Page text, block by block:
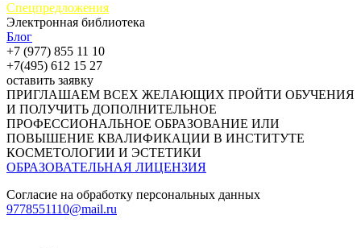
Спецпредложения
Электронная библиотека
Блог
+7 (977) 855 11 10
+7(495) 612 15 27
оставить заявку
ПРИГЛАШАЕМ ВСЕХ ЖЕЛАЮЩИХ ПРОЙТИ ОБУЧЕНИЯ
И ПОЛУЧИТЬ ДОПОЛНИТЕЛЬНОЕ
ПРОФЕССИОНАЛЬНОЕ ОБРАЗОВАНИЕ ИЛИ
ПОВЫШЕНИЕ КВАЛИФИКАЦИИ В ИНСТИТУТЕ
КОСМЕТОЛОГИИ И ЭСТЕТИКИ
ОБРАЗОВАТЕЛЬНАЯ ЛИЦЕНЗИЯ
Согласие на обработку персональных данных
9778551110@mail.ru